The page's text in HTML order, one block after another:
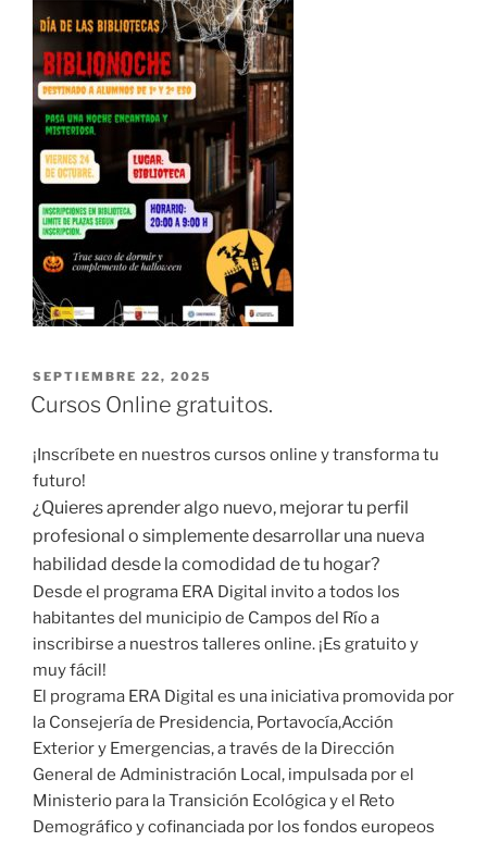
SEPTIEMBRE 22, 2025
Cursos Online gratuitos.
¡Inscríbete en nuestros cursos online y transforma tu
futuro!
¿Quieres aprender algo nuevo, mejorar tu perfil
profesional o simplemente desarrollar una nueva
habilidad desde la comodidad de tu hogar?
Desde el programa ERA Digital invito a todos los
habitantes del municipio de Campos del Río a
inscribirse a nuestros talleres online. ¡Es gratuito y
muy fácil!
El programa ERA Digital es una iniciativa promovida por
la Consejería de Presidencia, Portavocía,Acción
Exterior y Emergencias, a través de la Dirección
General de Administración Local, impulsada por el
Ministerio para la Transición Ecológica y el Reto
Demográfico y cofinanciada por los fondos europeos